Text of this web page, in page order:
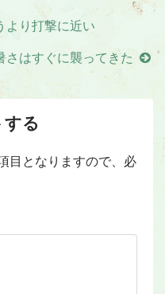
より打撃に近い
さはすぐに襲ってきた
る
目となりますので、必